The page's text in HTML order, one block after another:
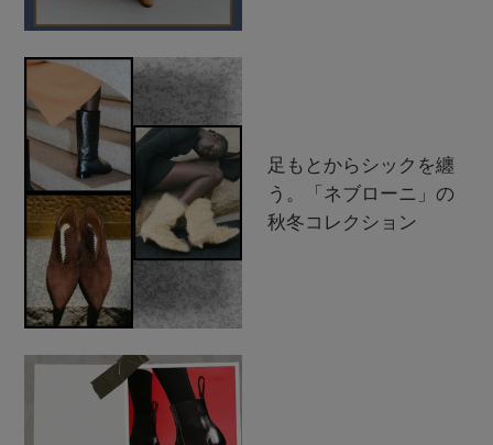
足もとからシックを纏
う。「ネブローニ」の
秋冬コレクション